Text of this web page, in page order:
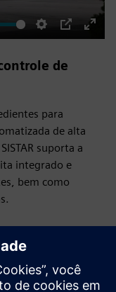
Settings
PIP
Enter
de
para
de alta
suporta a
integrado e
bem como